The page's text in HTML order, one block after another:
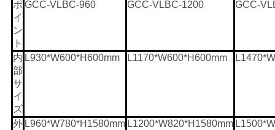
ラ
イ
バ
シ
ー
ポ
イ
ン
ト
GCC-VLBC-960 GCC-VLBC-1200 GCC-
内
部
サ
イ
ズ
L930*W600*H600mm L1170*W600*H600mm
外 L960*W780*H1580mm L1200*W820*H1580mm